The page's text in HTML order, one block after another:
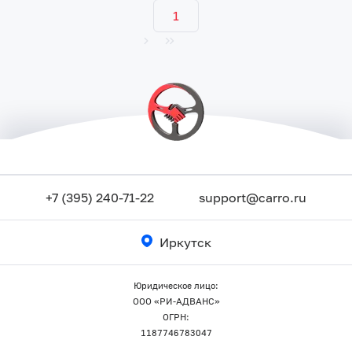
1
+7 (395) 240-71-22 support@carro.ru
Иркутск
Юридическое лицо:
ООО «РИ-АДВАНС»
ОГРН:
1187746783047